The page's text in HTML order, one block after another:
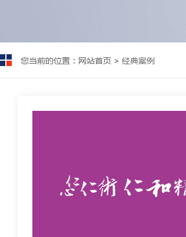
您当前的位置： 网站首页 > 经典案例